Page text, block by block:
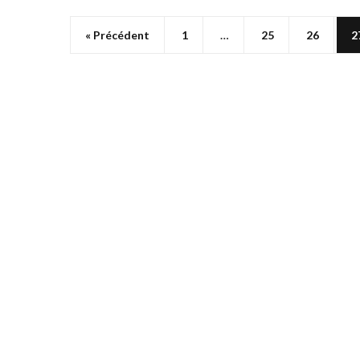
« Précédent 1 … 25 26